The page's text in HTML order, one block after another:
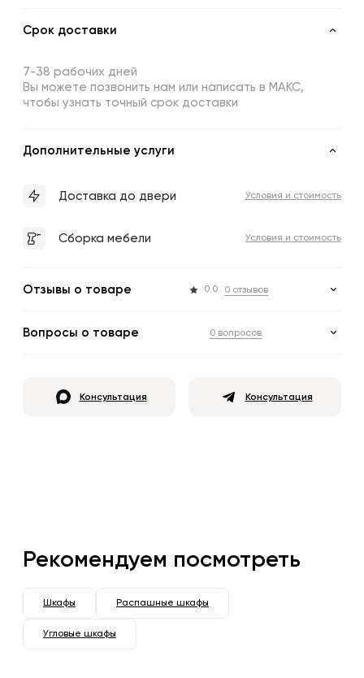
Срок доставки
7-38 рабочих дней
Вы можете позвонить нам или написать в МАКС,
чтобы узнать точный срок доставки
Дополнительные услуги
Доставка до двери Условия и стоимость
Сборка мебели Условия и стоимость
Отзывы о товаре 0.0 0 отзывов
Вопросы о товаре 0 вопросов
Консультация Консультация
Рекомендуем посмотреть
Шкафы Распашные шкафы
Угловые шкафы